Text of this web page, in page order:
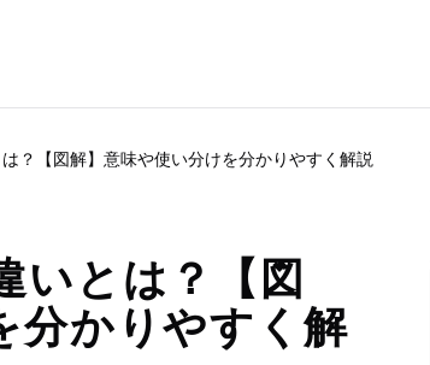
？【図解】意味や使い分けを分かりやすく解説
いとは？【図
分かりやすく解